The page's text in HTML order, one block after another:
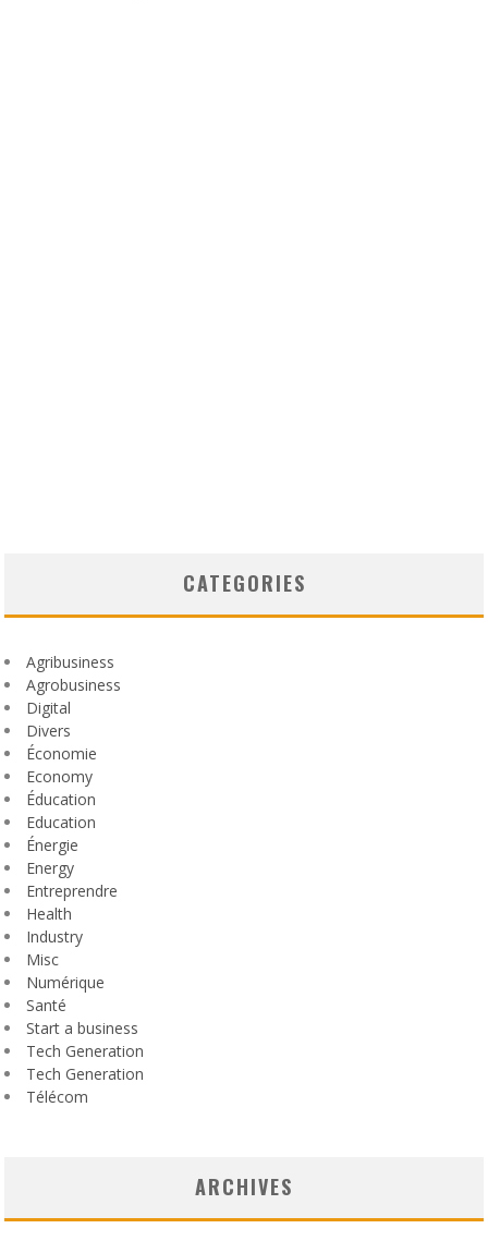
CATEGORIES
Agribusiness
Agrobusiness
Digital
Divers
Économie
Economy
Éducation
Education
Énergie
Energy
Entreprendre
Health
Industry
Misc
Numérique
Santé
Start a business
Tech Generation
Tech Generation
Télécom
ARCHIVES